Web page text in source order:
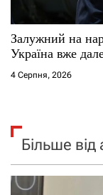
Залужний на
Україна вже
4 Серпня, 2026
Більше від